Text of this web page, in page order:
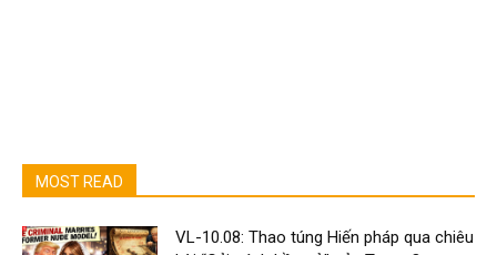
MOST READ
VL-10.08: Thao túng Hiến pháp qua chiêu